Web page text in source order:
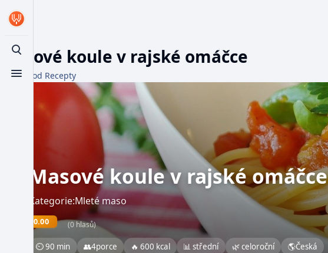
Toggle search
Toggle menu
Masové koule v rajské omáčce
Z WikiFood Recepty
Masové koule v rajské omáčce
Kategorie:Mleté maso
0.00 (0 hlasů)
⏲ 90 min 👥4porce 🔥 600 kcal 📊 střední 🌿 celoroční 🌎Česká